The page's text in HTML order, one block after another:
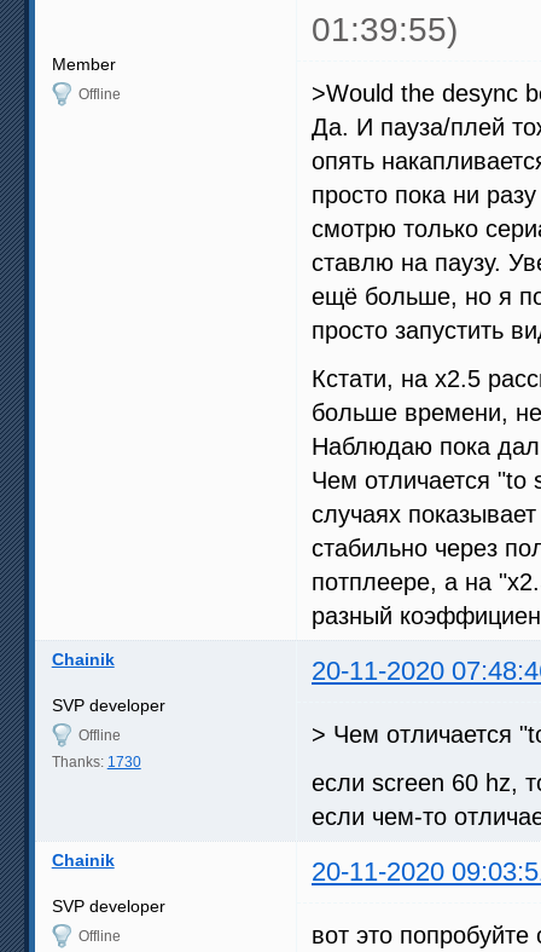
01:39:55)
Member
Offline
>Would the desync
Да. И пауза/плей
опять
просто пока ни
смотрю только
ставлю на паузу.
ещё больше, но я
просто запустить
Кстати, на х2.5
больше времени,
Наблюдаю пока
Чем отличается "to
случаях
стабильно через
потплеере, а на
разный
Chainik 20-11-2020
SVP developer
Offline
Thanks: 1730
> Чем отличается
если screen 60 hz,
если чем-то
Chainik 20-11-2020
SVP developer
Offline
вот это попробуйте